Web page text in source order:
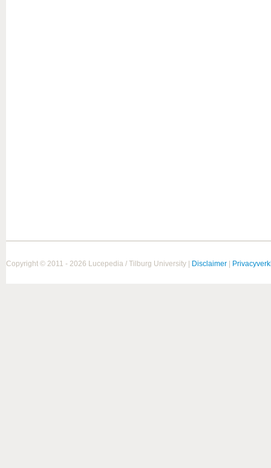
Copyright © 2011 - 2026 Lucepedia / Tilburg University | Disclaimer